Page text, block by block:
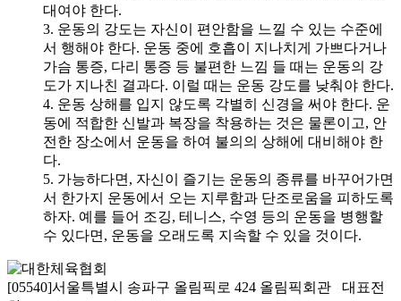
대여야 한다.
3. 운동의 강도는 자신이 편안함을 느낄 수 있는 수준에
서 행해야 한다. 운동 중에 호흡이 지나치게 가쁘다거나
가슴 통증, 다리 통증 등 불편한 느낌 들 때는 운동의 강
도가 지나친 결과다. 이럴 때는 운동 강도를 낮춰야 한다.
4. 운동 상해를 입지 않도록 각별히 신경을 써야 한다. 운
동에 적합한 신발과 복장을 착용하는 것은 물론이고, 안
전한 장소에서 운동을 하여 불의의 상해에 대비해야 한
다.
5. 가능하다면, 자신이 즐기는 운동의 종류를 바꾸어가면
서 한가지 운동에서 오는 지루함과 단조로움을 피하도록
하자. 예를 들어 조깅, 테니스, 수영 등의 운동을 병행할
수 있다면, 운동을 오래도록 지속할 수 있을 것이다.
[05540]서울특별시 송파구 올림픽로 424 올림픽회관 대표전